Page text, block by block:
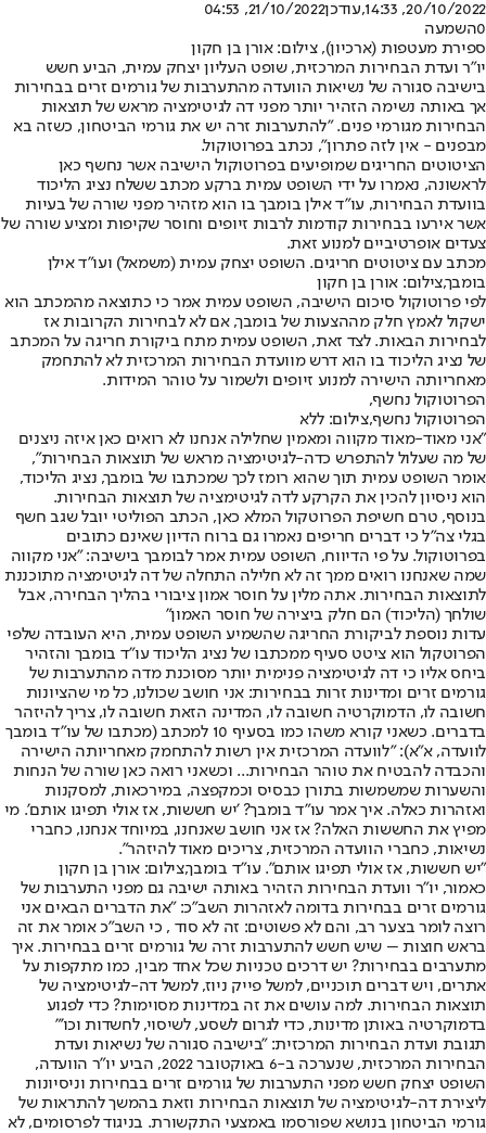
20/10/2022, 14:33
,עודכן21/10/2022, 04:53
0השמעה
ספירת מעטפות (ארכיון), צילום: אורן בן חקון
יו"ר ועדת הבחירות המרכזית, שופט העליון יצחק עמית, הביע חשש
בישיבה סגורה של נשיאות הוועדה מהתערבות של גורמים זרים בבחירות
אך באותה נשימה הזהיר יותר מפני דה לגיטימציה מראש של תוצאות
הבחירות מגורמי פנים. "להתערבות זרה יש את גורמי הביטחון, כשזה בא
מבפנים - אין לזה פתרון", נכתב בפרוטוקול.
הציטוטים החריגים שמופיעים בפרוטוקול הישיבה אשר נחשף כאן
לראשונה, נאמרו על ידי השופט עמית ברקע מכתב ששלח נציג הליכוד
בוועדת הבחירות, עו"ד אילן בומבך בו הוא מזהיר מפני שורה של בעיות
אשר אירעו בבחירות קודמות לרבות זיופים וחוסר שקיפות ומציע שורה של
צעדים אופרטיביים למנוע זאת.
מכתב עם ציטוטים חריגים. השופט יצחק עמית (משמאל) ועו"ד אילן
בומבך,צילום: אורן בן חקון
לפי פרוטוקול סיכום הישיבה, השופט עמית אמר כי כתוצאה מהמכתב הוא
ישקול לאמץ חלק מההצעות של בומבך, אם לא לבחירות הקרובות אז
לבחירות הבאות. לצד זאת, השופט עמית מתח ביקורת חריגה על המכתב
של נציג הליכוד בו הוא דרש מוועדת הבחירות המרכזית לא להתחמק
מאחריותה הישירה למנוע זיופים ולשמור על טוהר המידות.
הפרוטוקול נחשף,
הפרוטוקול נחשף,צילום: ללא
"אני מאוד-מאוד מקווה ומאמין שחלילה אנחנו לא רואים כאן איזה ניצנים
של מה שעלול להתפרש כדה-לגיטימציה מראש של תוצאות הבחירות",
אומר השופט עמית תוך שהוא רומז לכך שמכתבו של בומבך, נציג הליכוד,
הוא ניסיון להכין את הקרקע לדה לגיטימציה של תוצאות הבחירות.
בנוסף, טרם חשיפת הפרוטקול המלא כאן, הכתב הפוליטי יובל שגב חשף
בגלי צה"ל כי דברים חריפים נאמרו גם ברוח הדיון שאינם כתובים
בפרוטוקול. על פי הדיווח, השופט עמית אמר לבומבך בישיבה: "אני מקווה
שמה שאנחנו רואים ממך זה לא חלילה התחלה של דה לגיטימציה מתוכננת
לתוצאות הבחירות. אתה מלין על חוסר אמון ציבורי בהליך הבחירה, אבל
שולחך (הליכוד) הם חלק ביצירה של חוסר האמון"
עדות נוספת לביקורת החריגה שהשמיע השופט עמית, היא העובדה שלפי
הפרוטקול הוא ציטט סעיף ממכתבו של נציג הליכוד עו"ד בומבך והזהיר
ביחס אליו כי דה לגיטימציה פנימית יותר מסוכנת מדה מהתערבות של
גורמים זרים ומדינות זרות בבחירות: אני חושב שכולנו, כל מי שהציונות
חשובה לו, הדמוקרטיה חשובה לו, המדינה הזאת חשובה לו, צריך להיזהר
בדברים. כשאני קורא משהו כמו בסעיף 10 למכתב (מכתבו של עו"ד בומבך
לוועדה, א"א): "לוועדה המרכזית אין רשות להתחמק מאחריותה הישירה
והכבדה להבטיח את טוהר הבחירות... וכשאני רואה כאן שורה של הנחות
והשערות שמשמשות בתורן כבסיס וכמקפצה, במירכאות, למסקנות
ואזהרות כאלה. איך אמר עו"ד בומבך? 'יש חששות, אז אולי תפיגו אותם'. מי
מפיץ את החששות האלה? אז אני חושב שאנחנו, במיוחד אנחנו, כחברי
נשיאות, כחברי הוועדה המרכזית, צריכים מאוד להיזהר".
"יש חששות, אז אולי תפיגו אותם". עו"ד בומבך,צילום: אורן בן חקון
כאמור, יו"ר וועדת הבחירות הזהיר באותה ישיבה גם מפני התערבות של
גורמים זרים בבחירות בדומה לאזהרות השב"כ: "את הדברים הבאים אני
רוצה לומר בצער רב, והם לא פשוטים: זה לא סוד , כי השב"כ אומר את זה
בראש חוצות – שיש חשש להתערבות זרה של גורמים זרים בבחירות. איך
מתערבים בבחירות? יש דרכים טכניות שכל אחד מבין, כמו מתקפות על
אתרים, ויש דברים תוכניים, למשל פייק ניוז, למשל דה-לגיטימציה של
תוצאות הבחירות. למה עושים את זה במדינות מסוימות? כדי לפגוע
בדמוקרטיה באותן מדינות, כדי לגרום לשסע, לשיסוי, לחשדות וכו'"
תגובת ועדת הבחירות המרכזית: "בישיבה סגורה של נשיאות ועדת
הבחירות המרכזית, שנערכה ב-6 באוקטובר 2022, הביע יו"ר הוועדה,
השופט יצחק חשש מפני התערבות של גורמים זרים בבחירות וניסיונות
ליצירת דה-לגיטימציה של תוצאות הבחירות וזאת בהמשך להתראות של
גורמי הביטחון בנושא שפורסמו באמצעי התקשורת. בניגוד לפרסומים, לא